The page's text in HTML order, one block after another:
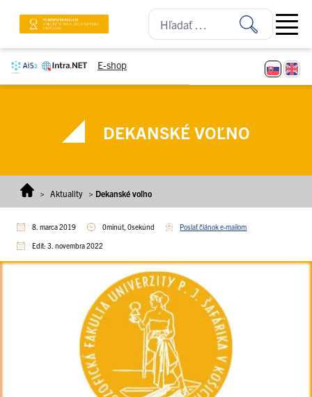
E-shop
Open
DEKANSKÉ VOĽNO
> Aktuality > Dekanské voľno
8. marca 2019 0minút, 0sekúnd Poslať článok e-mailom
Edit: 3. novembra 2022